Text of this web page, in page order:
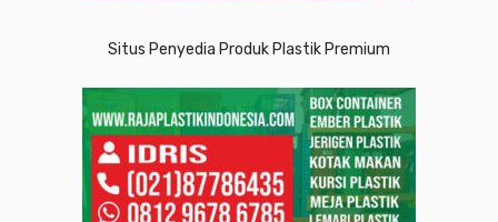
Situs Penyedia Produk Plastik Premium